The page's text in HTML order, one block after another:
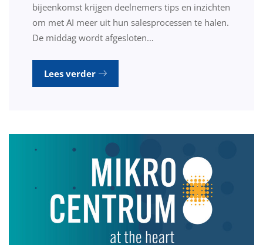
bijeenkomst krijgen deelnemers tips en inzichten
om met AI meer uit hun salesprocessen te halen.
De middag wordt afgesloten…
Lees verder